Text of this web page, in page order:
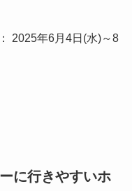
2025年6月4日(水)～8
に行きやすいホ